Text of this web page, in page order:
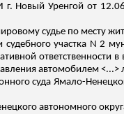
Новый Уренгой от
судье по месту
судебного участка N 2
ответственности
автомобилем
суда Ямало-
автономного